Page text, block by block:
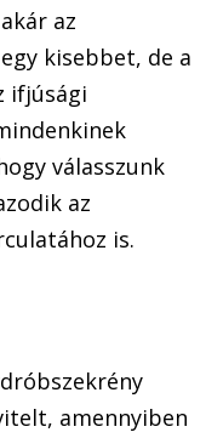
az
kisebbet, de a
ifjúsági
válasszunk
az
is.
amennyiben